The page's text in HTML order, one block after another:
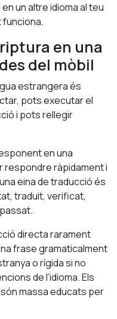
un altre idioma al teu
funciona.
en una
del mòbil
estrangera és
pots executar el
i pots rellegir
en una
respondre ràpidament i
eina de traducció és
traduit, verificat,
directa rarament
frase gramaticalment
o rígida si no
de l’idioma. Els
massa educats per